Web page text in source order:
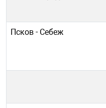
Псков - Себеж